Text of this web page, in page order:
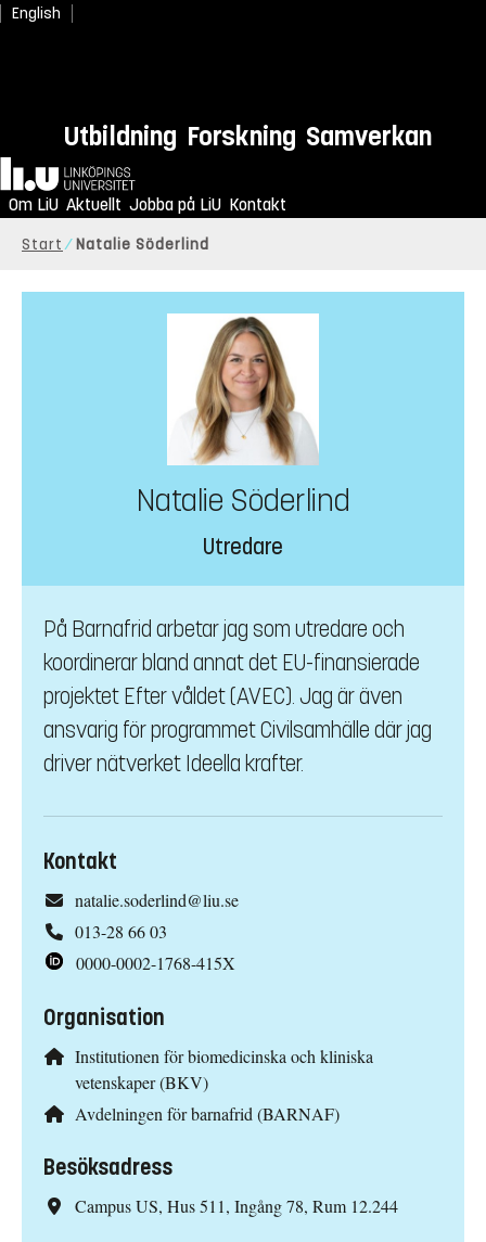
English
Utbildning Forskning Samverkan
Hem
Om LiU Aktuellt Jobba på LiU Kontakt
Start Natalie Söderlind
Natalie Söderlind
Utredare
På Barnafrid arbetar jag som utredare och
koordinerar bland annat det EU-finansierade
projektet Efter våldet (AVEC). Jag är även
ansvarig för programmet Civilsamhälle där jag
driver nätverket Ideella krafter.
Kontakt
natalie.soderlind@liu.se
013-28 66 03
0000-0002-1768-415X
Organisation
Institutionen för biomedicinska och kliniska
vetenskaper (BKV)
Avdelningen för barnafrid (BARNAF)
Besöksadress
Campus US, Hus 511, Ingång 78, Rum 12.244